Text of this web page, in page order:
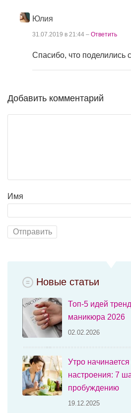
Юлия
31.07.2019 в 21:44 – Ответить
Спасибо, что поделились
Добавить комментарий
Имя
Новые статьи
Топ-5 идей
маникюра 2026
02.02.2026
Утро
настроения: 7
пробуждению
19.12.2025